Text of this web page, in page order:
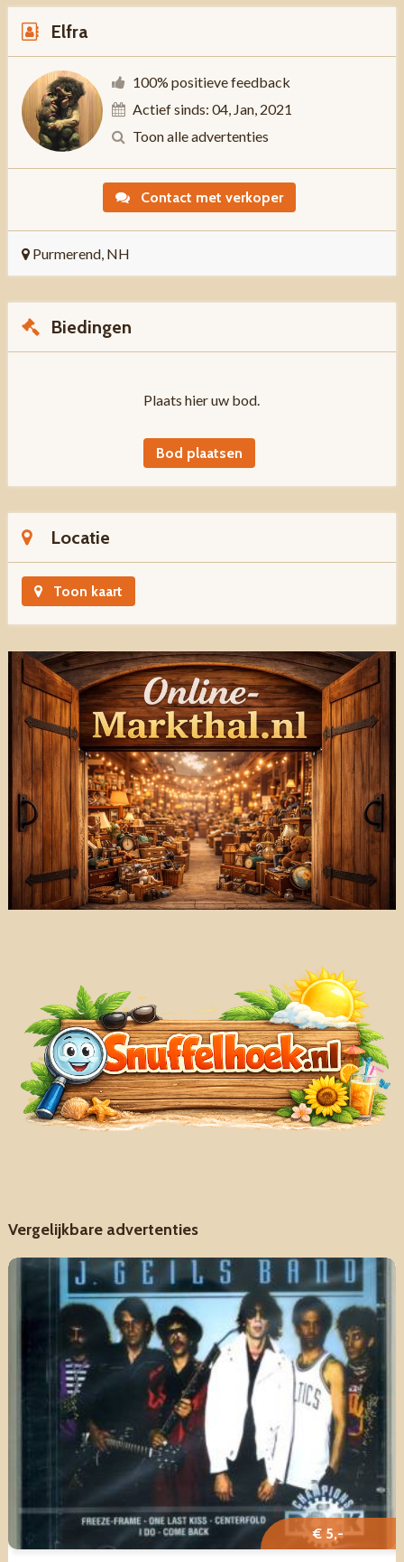
Elfra
100% positieve feedback
Actief sinds: 04, Jan, 2021
Toon alle advertenties
Contact met verkoper
Purmerend, NH
Biedingen
Plaats hier uw bod.
Bod plaatsen
Locatie
Toon kaart
Vergelijkbare advertenties
€ 5,-